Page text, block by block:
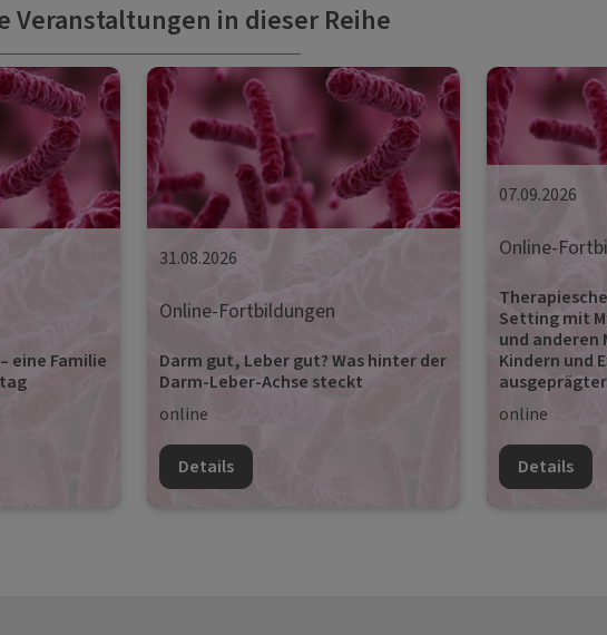
Veranstaltungen in dieser Reihe
eine Familie
31.08.2026
Online-Fortbildungen
Darm gut, Leber gut? Was hinter der
Darm-Leber-Achse steckt
online
Details
07.09.2026
Online-
Setting mit
und anderen
Kindern und
online
Details